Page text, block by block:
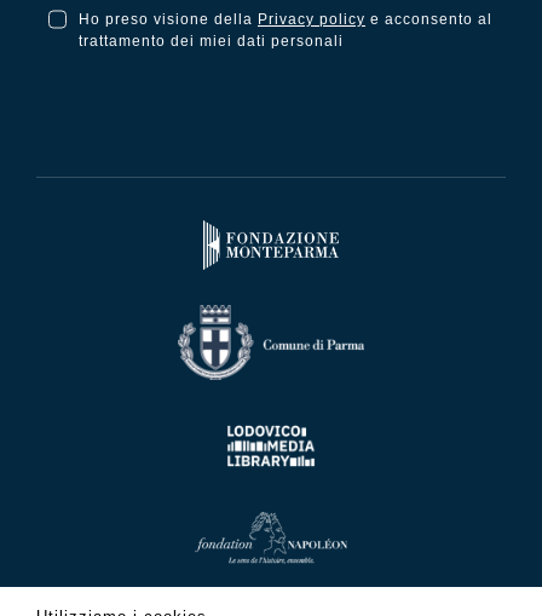
Ho preso visione della Privacy policy e acconsento al
trattamento dei miei dati personali